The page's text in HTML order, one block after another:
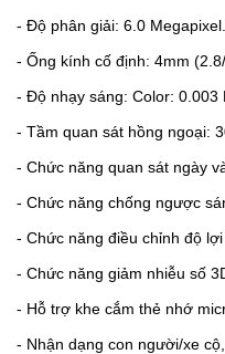
- Độ phân giải: 6.0
- Ống kính cố định: 4mm
- Độ nhạy sáng: Color: 0.003
- Tầm quan sát hồng ngoại:
- Chức năng quan sát ngày
- Chức năng chống ngược
- Chức năng điều chỉnh độ lợi
- Chức năng giảm nhiễu số
- Hỗ trợ khe cắm thẻ nhớ
- Nhận dạng con người/xe